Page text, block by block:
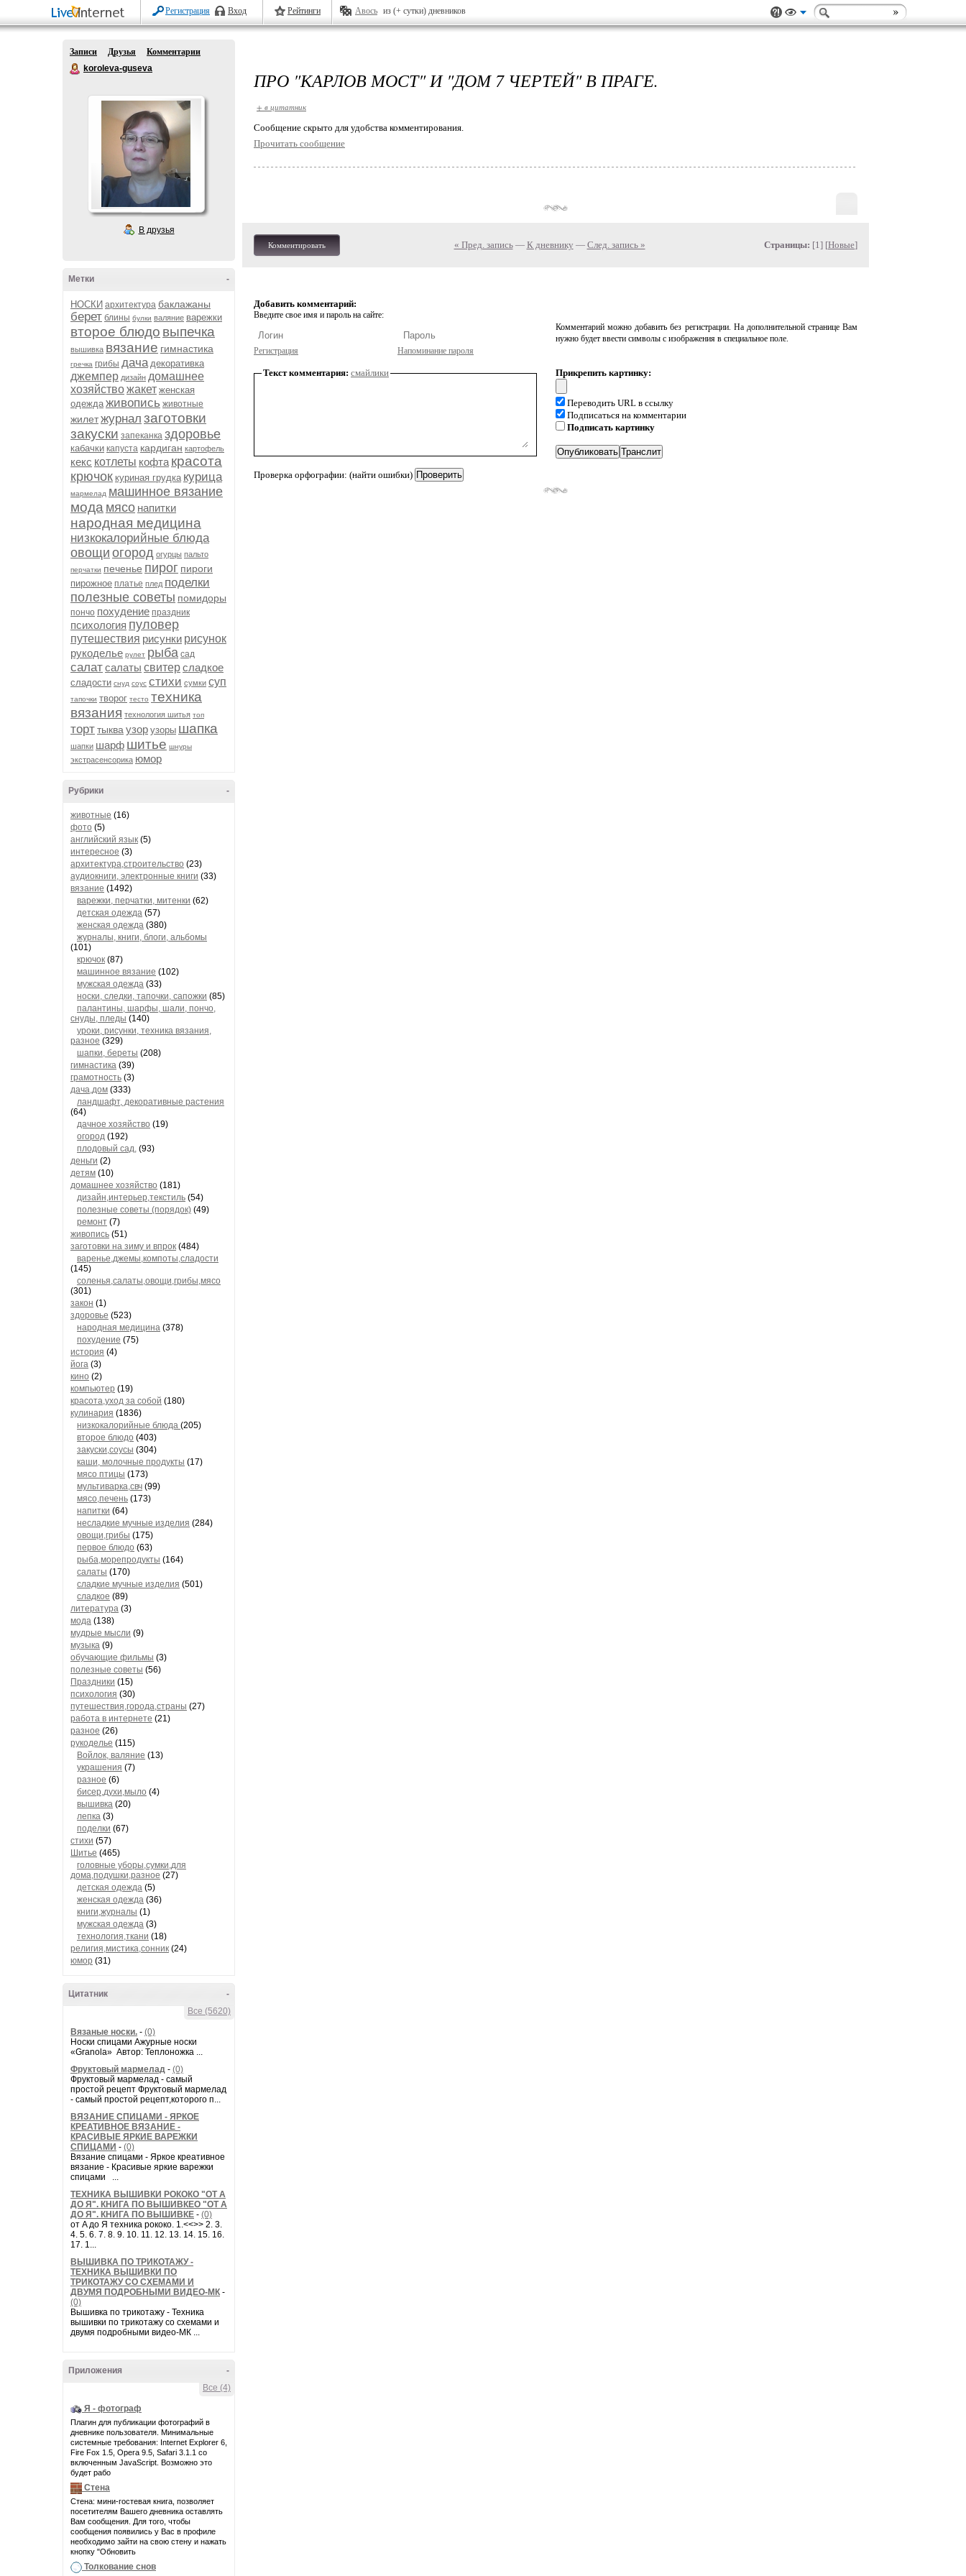
Регистрация Вход Рейтинги Авось из (+ сутки) дневников
Записи Друзья
Комментарии
koroleva-guseva
В друзья
-
Метки
НОСКИ архитектура баклажаны
берет блины булки валяние варежки
второе блюдо выпечка
вышивка вязание гимнастика
гречка грибы дача декоративка
джемпер дизайн домашнее
хозяйствожакет женская
одежда живопись животные
жилетжурнал заготовки
закуски запеканка здоровье
кабачки капуста кардиган картофель
кекс котлеты кофта красота
крючок куриная грудка курица
мармелад машинное вязание
мода мясо напитки
народная медицина
низкокалорийные блюда
овощи огород огурцы пальто
перчатки печенье пирог пироги
пирожное платье плед поделки
полезные советы помидоры
пончо похудение праздник
психология пуловер
путешествия рисунки рисунок
рукоделье рулет рыба сад
салатсалаты свитерсладкое
сладости снуд соус стихи сумки суп
тапочки творог тесто техника
вязания технология шитья топ
торттыква узор узоры шапка
шапки шарф шитье шнуры
экстрасенсорика юмор
-
Рубрики
животные (16)
фото (5)
английский язык (5)
интересное (3)
архитектура,строительство (23)
аудиокниги, электронные книги (33)
вязание (1492)
варежки, перчатки, митенки (62)
детская одежда (57)
женская одежда (380)
журналы, книги, блоги, альбомы
(101)
крючок (87)
машинное вязание (102)
мужская одежда (33)
носки, следки, тапочки, сапожки (85)
палантины, шарфы, шали, пончо,
снуды, пледы (140)
уроки, рисунки, техника вязания,
разное (329)
шапки, береты (208)
гимнастика (39)
грамотность (3)
дача,дом (333)
ландшафт, декоративные растения
(64)
дачное хозяйство (19)
огород (192)
плодовый сад, (93)
деньги (2)
детям (10)
домашнее хозяйство (181)
дизайн,интерьер,текстиль (54)
полезные советы (порядок) (49)
ремонт (7)
живопись (51)
заготовки на зиму и впрок (484)
варенье,джемы,компоты,сладости
(145)
соленья,салаты,овощи,грибы,мясо
(301)
закон (1)
здоровье (523)
народная медицина (378)
похудение (75)
история (4)
йога (3)
кино (2)
компьютер (19)
красота,уход за собой (180)
кулинария (1836)
низкокалорийные блюда (205)
второе блюдо (403)
закуски,соусы (304)
каши, молочные продукты (17)
мясо птицы (173)
мультиварка,свч (99)
мясо,печень (173)
напитки (64)
несладкие мучные изделия (284)
овощи,грибы (175)
первое блюдо (63)
рыба,морепродукты (164)
салаты (170)
сладкие мучные изделия (501)
сладкое (89)
литература (3)
мода (138)
мудрые мысли (9)
музыка (9)
обучающие фильмы (3)
полезные советы (56)
Праздники (15)
психология (30)
путешествия,города,страны (27)
работа в интернете (21)
разное (26)
рукоделье (115)
Войлок, валяние (13)
украшения (7)
разное (6)
бисер,духи,мыло (4)
вышивка (20)
лепка (3)
поделки (67)
стихи (57)
Шитье (465)
головные уборы,сумки,для
дома,подушки,разное (27)
детская одежда (5)
женская одежда (36)
книги,журналы (1)
мужская одежда (3)
технология,ткани (18)
религия,мистика,сонник (24)
юмор (31)
-
Цитатник
Все (5620)
Вязаные носки. - (0)
Носки спицами Ажурные носки
«Granola» Автор: Теплоножка ...
Фруктовый мармелад - (0)
Фруктовый мармелад - самый
простой рецепт Фруктовый мармелад
- самый простой рецепт,которого п...
ВЯЗАНИЕ СПИЦАМИ - ЯРКОЕ
КРЕАТИВНОЕ ВЯЗАНИЕ -
КРАСИВЫЕ ЯРКИЕ ВАРЕЖКИ
СПИЦАМИ - (0)
Вязание спицами - Яркое креативное
вязание - Красивые яркие варежки
спицами ...
ТЕХНИКА ВЫШИВКИ РОКОКО "ОТ А
ДО Я". КНИГА ПО ВЫШИВКЕО "ОТ А
ДО Я". КНИГА ПО ВЫШИВКЕ - (0)
от A до Я техника рококо. 1.<<>> 2. 3.
4. 5. 6. 7. 8. 9. 10. 11. 12. 13. 14. 15. 16.
17. 1...
ВЫШИВКА ПО ТРИКОТАЖУ -
ТЕХНИКА ВЫШИВКИ ПО
ТРИКОТАЖУ СО СХЕМАМИ И
ДВУМЯ ПОДРОБНЫМИ ВИДЕО-МК -
(0)
Вышивка по трикотажу - Техника
вышивки по трикотажу со схемами и
двумя подробными видео-МК ...
-
Приложения
Все (4)
Я - фотограф
Плагин для публикации фотографий в
дневнике пользователя. Минимальные
системные требования: Internet Explorer 6,
Fire Fox 1.5, Opera 9.5, Safari 3.1.1 со
включенным JavaScript. Возможно это
будет рабо
Стена
Стена: мини-гостевая книга, позволяет
посетителям Вашего дневника оставлять
Вам сообщения. Для того, чтобы
сообщения появились у Вас в профиле
необходимо зайти на свою стену и нажать
кнопку "Обновить
Толкование снов
ПРО "КАРЛОВ МОСТ" И "ДОМ 7 ЧЕРТЕЙ" В ПРАГЕ.
+ в цитатник
Cообщение скрыто для удобства комментирования.
Прочитать сообщение
Комментировать « Пред. запись— К дневнику — След. запись » Страницы: [1] [Новые]
Добавить комментарий:
Введите свое имя и пароль на сайте:
Регистрация Напоминание пароля
Комментарий можно добавить без регистрации. На дополнительной странице Вам
нужно будет ввести символы с изображения в специальное поле.
Текст комментария: смайлики
Проверка орфографии: (найти ошибки)
Прикрепить картинку:
Переводить URL в ссылку
Подписаться на комментарии
Подписать картинку